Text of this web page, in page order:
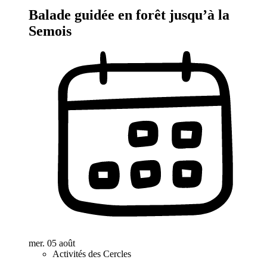
Balade guidée en forêt jusqu’à la
Semois
mer. 05 août
Activités des Cercles